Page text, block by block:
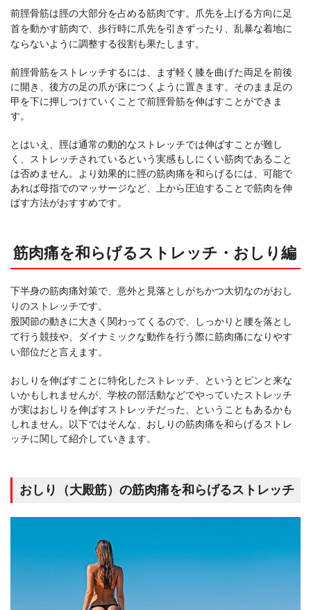
前脛骨筋は脛の大部分を占める筋肉です。爪先を上げる方向に足
首を動かす筋肉で、歩行時に爪先を引きずったり、乱暴な着地に
ならないように調整する役割も果たします。
前脛骨筋をストレッチするには、まず軽く膝を曲げた両足を前後
に開き、後方の足の爪が床につくように置きます。そのまま足の
甲を下に押しつけていくことで前脛骨筋を伸ばすことができま
す。
とはいえ、脛は通常の動的なストレッチでは伸ばすことが難し
く、ストレッチされているという実感もしにくい筋肉であること
は否めません。より効果的に脛の筋肉痛を和らげるには、可能で
あれば母指でのマッサージなど、上から圧迫することで筋肉を伸
ばす方法がおすすめです。
筋肉痛を和らげるストレッチ・おしり編
下半身の筋肉痛対策で、意外と見落としがちかつ大切なのがおし
りのストレッチです。
股関節の動きに大きく関わってくるので、しっかりと腰を落とし
て行う競技や、ダイナミックな動作を行う際に筋肉痛になりやす
い部位だと言えます。
おしりを伸ばすことに特化したストレッチ、というとピンと来な
いかもしれませんが、学校の部活動などでやっていたストレッチ
が実はおしりを伸ばすストレッチだった、ということもあるかも
しれません。以下ではそんな、おしりの筋肉痛を和らげるストレ
ッチに関して紹介していきます。
おしり（大殿筋）の筋肉痛を和らげるストレッチ